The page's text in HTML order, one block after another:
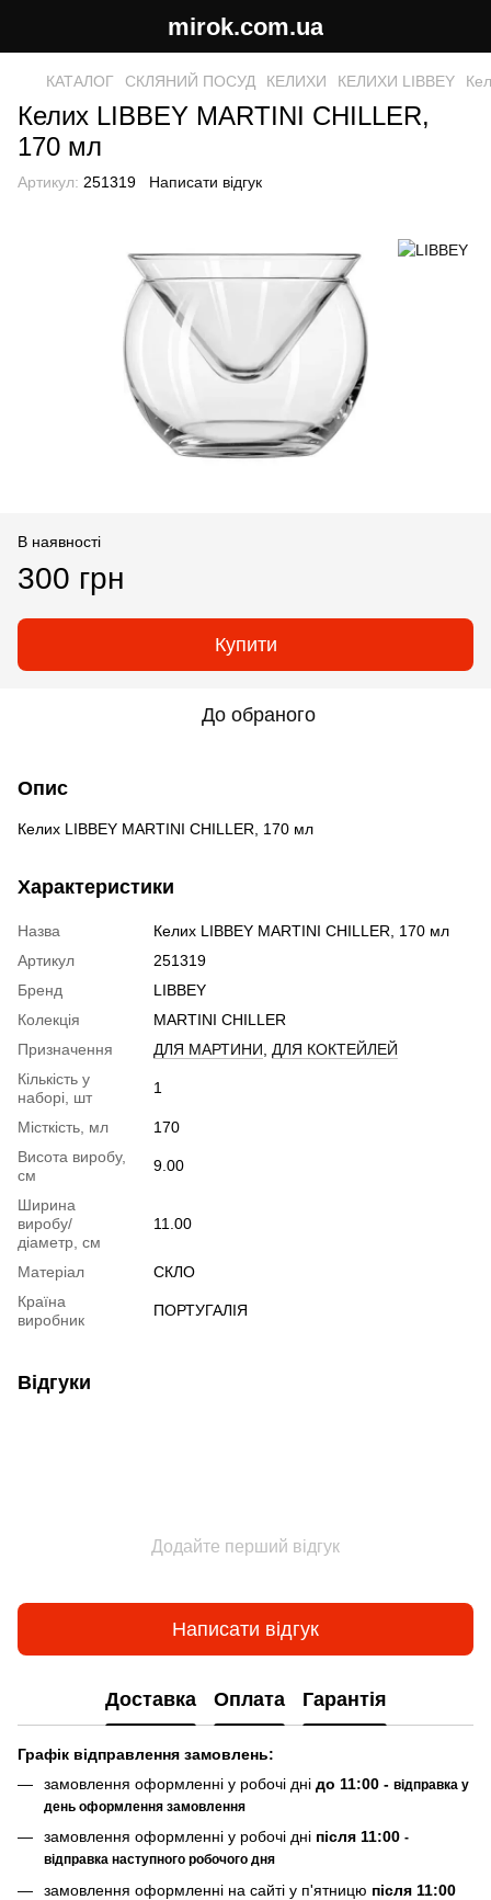
mirok.com.ua
КАТАЛОГ СКЛЯНИЙ ПОСУД КЕЛИХИ КЕЛИХИ LIBBEY
Келих LIBBEY MARTINI CHILLER,
170 мл
Артикул: 251319 Написати відгук
В наявності
300 грн
Купити
До обраного
Опис
Келих LIBBEY MARTINI CHILLER, 170 мл
Характеристики
Назва
Келих LIBBEY MARTINI CHILLER, 170 мл
Артикул
251319
Бренд
LIBBEY
Колекція
MARTINI CHILLER
Призначення
ДЛЯ МАРТИНИ
ДЛЯ КОКТЕЙЛЕЙ
Кількість у
наборі, шт
1
Місткість, мл
170
Висота виробу,
см
9.00
Ширина
виробу/
діаметр, см
11.00
Матеріал
СКЛО
Країна
виробник
ПОРТУГАЛІЯ
Відгуки
Додайте перший відгук
Написати відгук
Доставка Оплата Гарантія
Графік відправлення замовлень:
замовлення оформленні у робочі дні до 11:00 - відправка у
день оформлення замовлення
замовлення оформленні у робочі дні після 11:00 -
відправка наступного робочого дня
замовлення оформленні на сайті у п'ятницю після 11:00